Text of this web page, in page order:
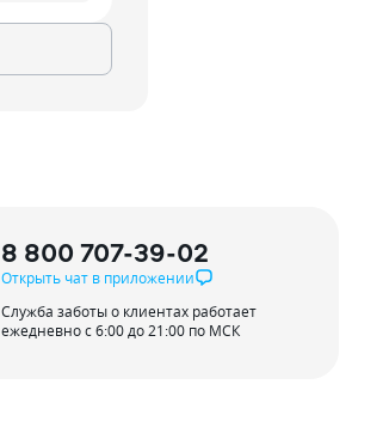
8 800 707-39-02
Открыть чат в приложении
Служба заботы о клиентах работает
ежедневно с 6:00 до 21:00 по МСК